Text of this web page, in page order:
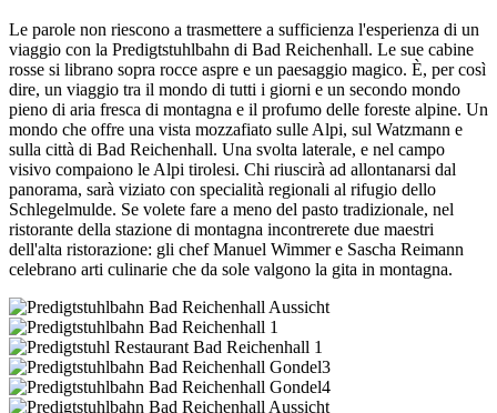
Le parole non riescono a trasmettere a sufficienza l'esperienza di un
viaggio con la Predigtstuhlbahn di Bad Reichenhall. Le sue cabine
rosse si librano sopra rocce aspre e un paesaggio magico. È, per così
dire, un viaggio tra il mondo di tutti i giorni e un secondo mondo
pieno di aria fresca di montagna e il profumo delle foreste alpine. Un
mondo che offre una vista mozzafiato sulle Alpi, sul Watzmann e
sulla città di Bad Reichenhall. Una svolta laterale, e nel campo
visivo compaiono le Alpi tirolesi. Chi riuscirà ad allontanarsi dal
panorama, sarà viziato con specialità regionali al rifugio dello
Schlegelmulde. Se volete fare a meno del pasto tradizionale, nel
ristorante della stazione di montagna incontrerete due maestri
dell'alta ristorazione: gli chefManuel Wimmer e Sascha Reimann
celebrano arti culinarie che da sole valgono la gita in montagna.